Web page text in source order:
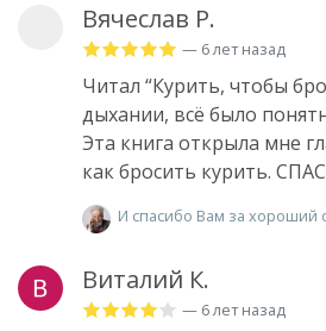
Вячеслав Р.
— 6 лет назад
Читал “Курить, чтобы
дыхании, всё было
Эта книга открыла мне
как бросить курить.
И спасибо Вам за хороший
Виталий К.
— 6 лет назад